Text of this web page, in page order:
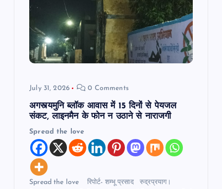
July 31, 2026 0 Comments
अगस्त्यमुनि ब्लॉक आवास में 15 दिनों से पेयजल
संकट, लाइनमैन के फोन न उठाने से नाराजगी
Spread the love
Spread the love रिपोर्ट- शम्भू प्रसाद रुद्रप्रयाग।